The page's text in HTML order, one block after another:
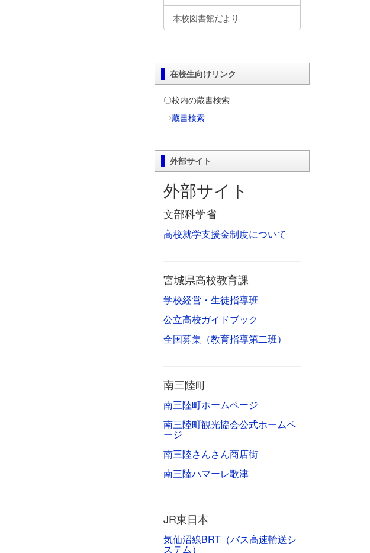
本校図書館だより
在校生向けリンク
〇校内の蔵書検索
⇒蔵書検索
外部サイト
外部サイト
文部科学省
高校就学支援金制度について
宮城県高校教育課
学校経営・生徒指導班
公立高校ガイドブック
全国募集（教育指導第二班）
南三陸町
南三陸町ホームページ
南三陸町観光協会公式ホームペ
ージ
南三陸さんさん商店街
南三陸ハマーレ歌津
JR東日本
気仙沼線BRT（バス高速輸送シ
ステム）